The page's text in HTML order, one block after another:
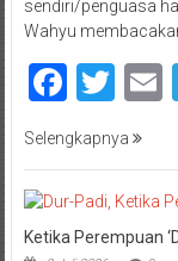
sendiri/penguasa
Wahyu
Selengkapnya
Ketika Perempuan